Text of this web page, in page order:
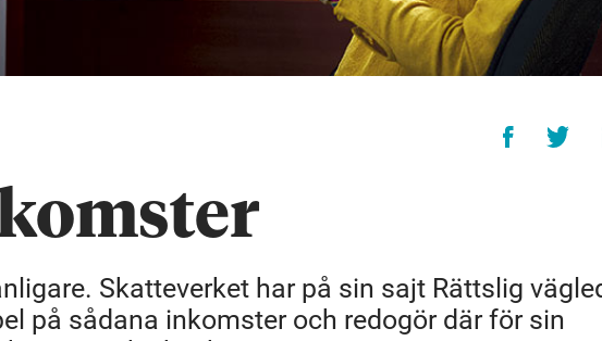
Skatteverket har på sin sajt Rättslig
på sådana inkomster och redogör där för sin